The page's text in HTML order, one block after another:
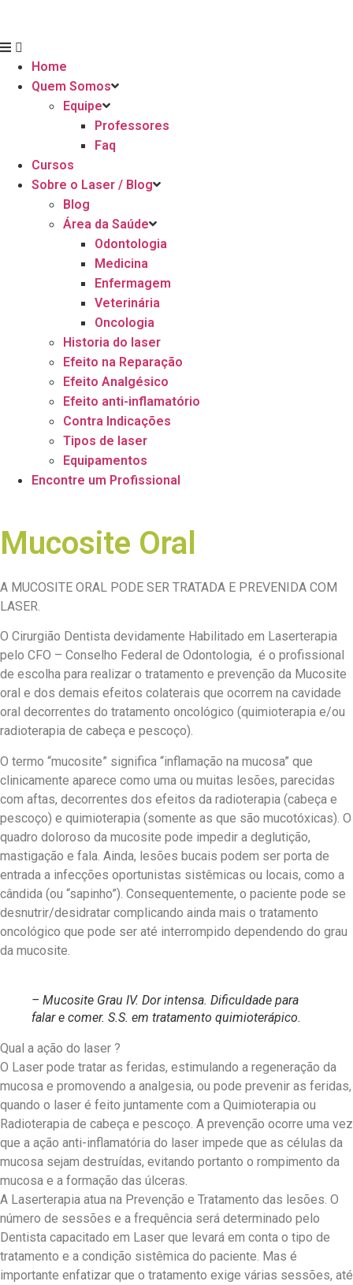
Home
Quem Somos
Equipe
Professores
Faq
Cursos
Sobre o Laser / Blog
Blog
Área da Saúde
Odontologia
Medicina
Enfermagem
Veterinária
Oncologia
Historia do laser
Efeito na Reparação
Efeito Analgésico
Efeito anti-inflamatório
Contra Indicações
Tipos de laser
Equipamentos
Encontre um Profissional
Mucosite Oral
A MUCOSITE ORAL PODE SER TRATADA E PREVENIDA COM
LASER.
O Cirurgião Dentista devidamente Habilitado em Laserterapia
pelo CFO – Conselho Federal de Odontologia, é o profissional
de escolha para realizar o tratamento e prevenção da Mucosite
oral e dos demais efeitos colaterais que ocorrem na cavidade
oral decorrentes do tratamento oncológico (quimioterapia e/ou
radioterapia de cabeça e pescoço).
O termo “mucosite” significa “inflamação na mucosa” que
clinicamente aparece como uma ou muitas lesões, parecidas
com aftas, decorrentes dos efeitos da radioterapia (cabeça e
pescoço) e quimioterapia (somente as que são mucotóxicas). O
quadro doloroso da mucosite pode impedir a deglutição,
mastigação e fala. Ainda, lesões bucais podem ser porta de
entrada a infecções oportunistas sistêmicas ou locais, como a
cândida (ou “sapinho”). Consequentemente, o paciente pode se
desnutrir/desidratar complicando ainda mais o tratamento
oncológico que pode ser até interrompido dependendo do grau
da mucosite.
– Mucosite Grau IV. Dor intensa. Dificuldade para
falar e comer. S.S. em tratamento quimioterápico.
Qual a ação do laser ?
O Laser pode tratar as feridas, estimulando a regeneração da
mucosa e promovendo a analgesia, ou pode prevenir as feridas,
quando o laser é feito juntamente com a Quimioterapia ou
Radioterapia de cabeça e pescoço. A prevenção ocorre uma vez
que a ação anti-inflamatória do laser impede que as células da
mucosa sejam destruídas, evitando portanto o rompimento da
mucosa e a formação das úlceras.
A Laserterapia atua na Prevenção e Tratamento das lesões. O
número de sessões e a frequência será determinado pelo
Dentista capacitado em Laser que levará em conta o tipo de
tratamento e a condição sistêmica do paciente. Mas é
importante enfatizar que o tratamento exige várias sessões, até